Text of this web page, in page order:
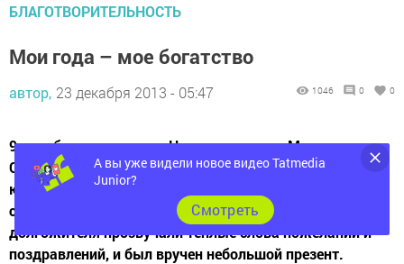
БЛАГОТВОРИТЕЛЬНОСТЬ
Мои года – мое богатство
автор, 23 декабря 2013 - 05:47 1046 0 0
9 декабря жительнице Новошешминска Марии
Семеновне Писцовой исполнилось 90 лет. В этот день
юбиляршу навестил руководитель Новошешминского
сельского поселения Алексей Иванов. В адрес
долгожителя прозвучали теплые слова пожеланий и
поздравлений, и был вручен небольшой презент.
А вы уже видели новое видео Tatmedia
Junior?
Cмотреть